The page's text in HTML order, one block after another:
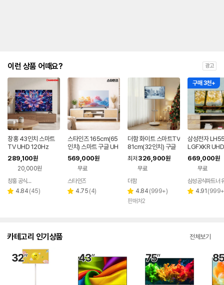
이런 상품 어때요? 광고
창홍 43인치 스마트
TV UHD 120Hz
289,100원
20,000원
페이
창홍 공식스토어
별 4.84 리
(45)
스타인즈 165cm(65
인치) 스마트 구글 UH
D TV KKZ6500SU
H 중소기업 1등급
569,000원
무료
페이
스타인즈
별 4.75 리
(4)
더함 화이트 스마트TV
81cm(32인치) 구글
5.0 QLED 이동식TV
최저 326,900원
무료
더함
별
점
4.84 리
(999+)
판매처2
구매 3천+
삼성전자
LGFXKR
마트 비즈니스
8.7cm(55인
669,000원
무료
삼성공식파트너
별 4.91 리
(999+
카테고리 인기상품 전체보기